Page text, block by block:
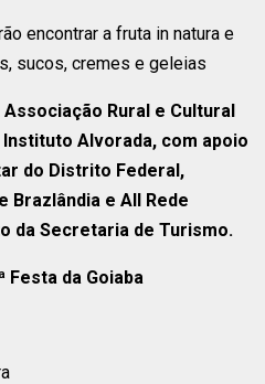
encontrar a fruta in natura e
sucos, cremes e geleias
Rural e Cultural
Alvorada, com apoio
do Distrito Federal,
Brazlândia e All Rede
da Secretaria de Turismo.
Festa da Goiaba